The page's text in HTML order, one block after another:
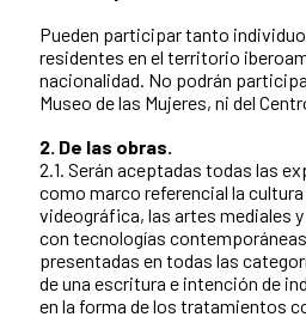
Pueden participar tanto
residentes en el territorio
nacionalidad. No podrán
Museo de las Mujeres, ni del
2. De las obras.
2.1. Serán aceptadas todas las
como marco referencial la
videográfica, las artes mediales
con tecnologías
presentadas en todas las
de una escritura e intención de
en la forma de los tratamientos